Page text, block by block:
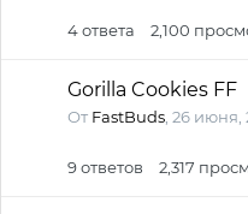
4ответа 2,100
Gorilla Cookies FF
От FastBuds 26 июня,
9ответов 2,317